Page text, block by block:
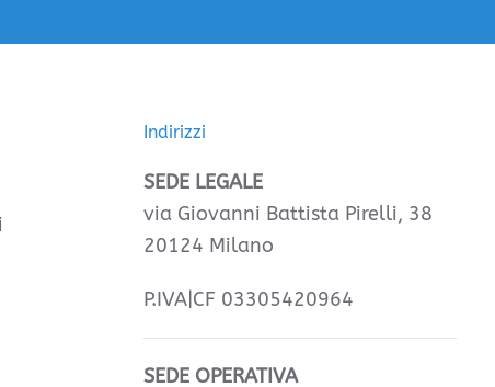
Indirizzi
SEDE LEGALE
via Giovanni Battista Pirelli, 38
20124 Milano
P.IVA|CF 03305420964
SEDE OPERATIVA